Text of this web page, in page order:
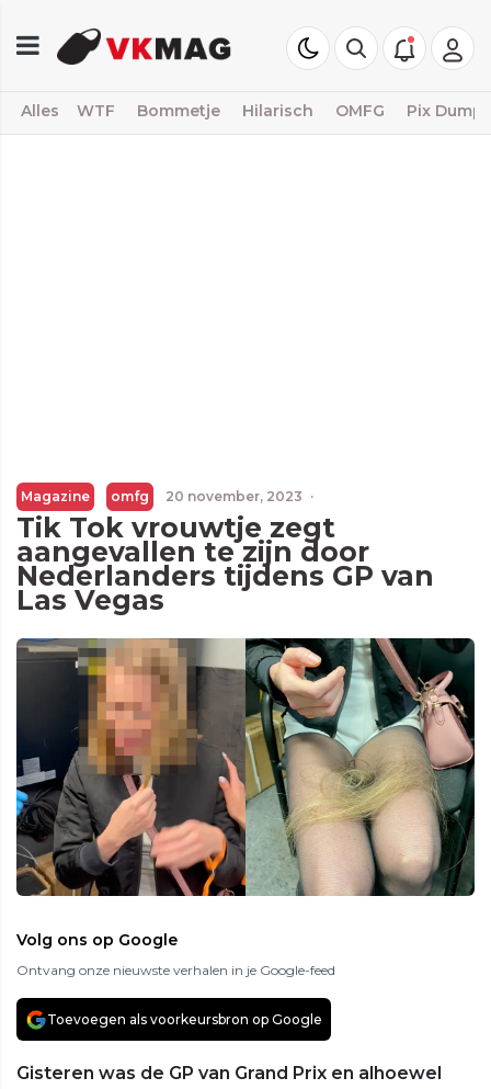
Alles WTF Bommetje Hilarisch OMFG Pix Dump
Magazine omfg 20 november, 2023 ·
Tik Tok vrouwtje zegt
aangevallen te zijn door
Nederlanders tijdens GP van
Las Vegas
Volg ons op Google
Ontvang onze nieuwste verhalen in je Google-feed
Toevoegen als voorkeursbron op Google
Gisteren was de GP van Grand Prix en alhoewel